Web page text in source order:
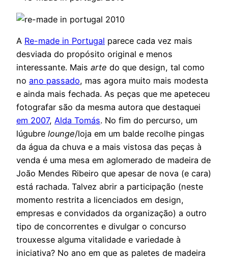
A Re-made in Portugal parece cada vez mais
desviada do propósito original e menos
interessante. Mais arte do que design, tal como
no ano passado, mas agora muito mais modesta
e ainda mais fechada. As peças que me apeteceu
fotografar são da mesma autora que destaquei
em 2007, Alda Tomás. No fim do percurso, um
lúgubre lounge/loja em um balde recolhe pingas
da água da chuva e a mais vistosa das peças à
venda é uma mesa em aglomerado de madeira de
João Mendes Ribeiro que apesar de nova (e cara)
está rachada. Talvez abrir a participação (neste
momento restrita a licenciados em design,
empresas e convidados da organização) a outro
tipo de concorrentes e divulgar o concurso
trouxesse alguma vitalidade e variedade à
iniciativa? No ano em que as paletes de madeira